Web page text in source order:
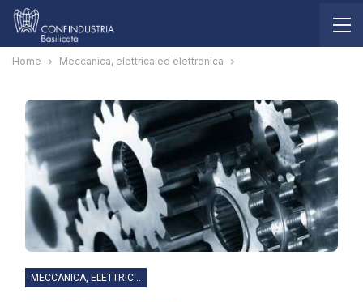
Home Meccanica, elettrica ed elettronica
MECCANICA, ELETTRICA ED ELETTRONICA